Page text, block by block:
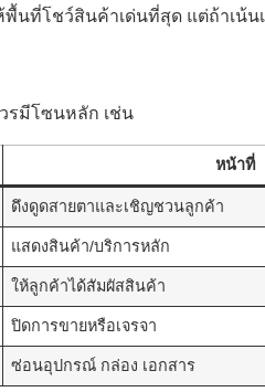
นที่โชว์สินค้าเด่นที่สุด แต่ถ้าเน้
รมีโซนหลัก เช่น
หน้าที่
ดึงดูดสายตาและเชิญชวนลูกค้า
แสดงสินค้า/บริการหลัก
ให้ลูกค้าได้สัมผัสสินค้า
ปิดการขายหรือเจรจา
ซ่อนอุปกรณ์ กล่อง เอกสาร